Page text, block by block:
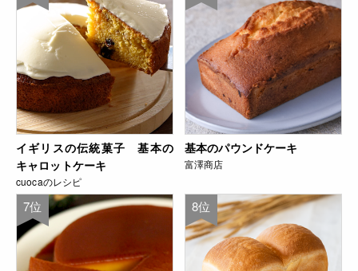
イギリスの伝統菓子 基本の
キャロットケーキ
cuocaのレシピ
基本のパウンドケーキ
富澤商店
7位 8位